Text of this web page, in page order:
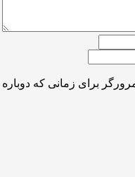
برای زمانی که